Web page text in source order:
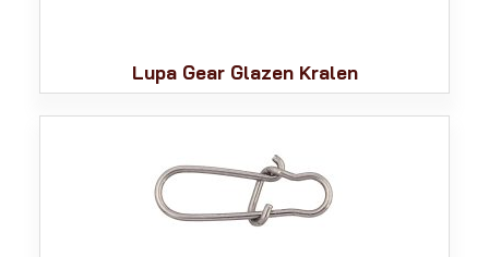
Lupa Gear Glazen Kralen